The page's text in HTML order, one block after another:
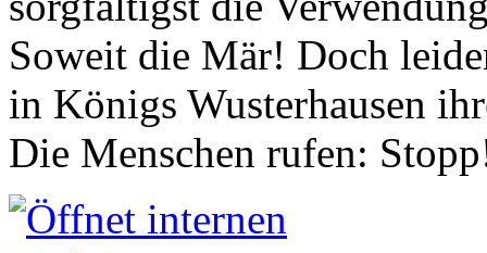
Soweit die Mär! Doch
in Königs Wusterhausen
Die Menschen rufen: